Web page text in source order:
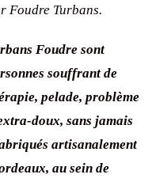
Foudre Turbans.
Foudre sont
souffrant de
pelade, problème
doux, sans jamais
artisanalement
au sein de